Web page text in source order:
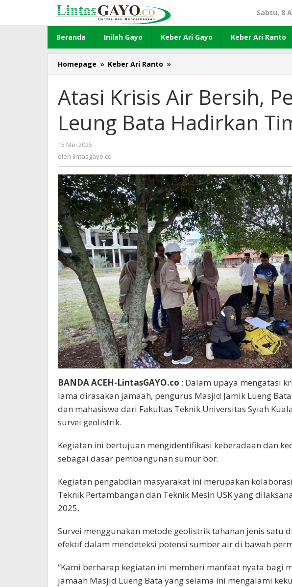
konten
Sabtu, 8
Beranda Inilah Gayo Keber Ari Gayo Keber Ari Ranto
Homepage » Keber Ari Ranto »
Krisis
Bersih,
Pengurus
Masjid
Leung
Tehnik
USK
Atasi Krisis Air Bersih,
Leung Bata Hadirkan
15 Mei 2025
lintasgayo.co
oleh lintasgayo.co
BANDA ACEH-LintasGAYO.co : Dalam upaya mengatasi
lama dirasakan jamaah, pengurus Masjid Jamik Lueng
dan mahasiswa dari Fakultas Teknik Universitas Syiah
survei geolistrik.
Kegiatan ini bertujuan mengidentifikasi keberadaan dan
sebagai dasar pembangunan sumur bor.
Kegiatan pengabdian masyarakat ini merupakan
Teknik Pertambangan dan Teknik Mesin USK yang
2025.
Survei menggunakan metode geolistrik tahanan jenis satu
efektif dalam mendeteksi potensi sumber air di bawah
“Kami berharap kegiatan ini memberi manfaat nyata bagi
jamaah Masjid Lueng Bata yang selama ini mengalami